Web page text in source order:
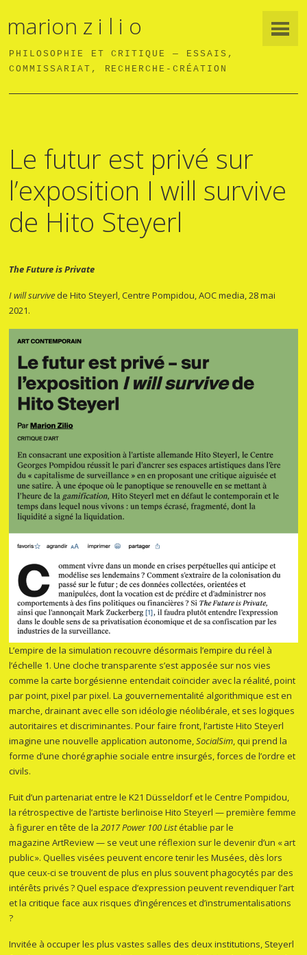
marion z i l i o
PHILOSOPHIE ET CRITIQUE — ESSAIS,
COMMISSARIAT, RECHERCHE-CRÉATION
Le futur est privé sur
l’exposition I will survive
de Hito Steyerl
The Future is Private
I will survive de Hito Steyerl, Centre Pompidou, AOC media, 28 mai
2021.
L’empire de la simulation recouvre désormais l’empire du réel à
l’échelle 1. Une cloche transparente s’est apposée sur nos vies
comme la carte borgésienne entendait coïncider avec la réalité, point
par point, pixel par pixel. La gouvernementalité algorithmique est en
marche, drainant avec elle son idéologie néolibérale, et ses logiques
autoritaires et discriminantes. Pour faire front, l’artiste Hito Steyerl
imagine une nouvelle application autonome,SocialSim, qui prend la
forme d’une chorégraphie sociale entre insurgés, forces de l’ordre et
civils.
Fuit d’un partenariat entre le K21 Düsseldorf et le Centre Pompidou,
la rétrospective de l’artiste berlinoise Hito Steyerl — première femme
à figurer en tête de la2017 Power 100 Listétablie par le
magazine ArtReview — se veut une réflexion sur le devenir d’un « art
public ». Quelles visées peuvent encore tenir les Musées, dès lors
que ceux-ci se trouvent de plus en plus souvent phagocytés par des
intérêts privés ? Quel espace d’expression peuvent revendiquer l’art
et la critique face aux risques d’ingérences et d’instrumentalisations
?
Invitée à occuper les plus vastes salles des deux institutions, Steyerl